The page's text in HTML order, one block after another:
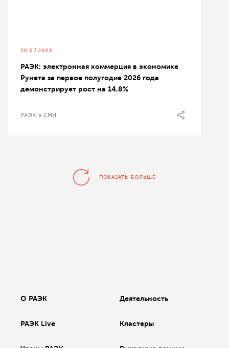
30.07.2026
РАЭК: электронная коммерция в экономике
Рунета за первое полугодие 2026 года
демонстрирует рост на 14,8%
РАЭК в СМИ
ПОКАЗАТЬ БОЛЬШЕ
О РАЭК Деятельность
РАЭК Live Кластеры